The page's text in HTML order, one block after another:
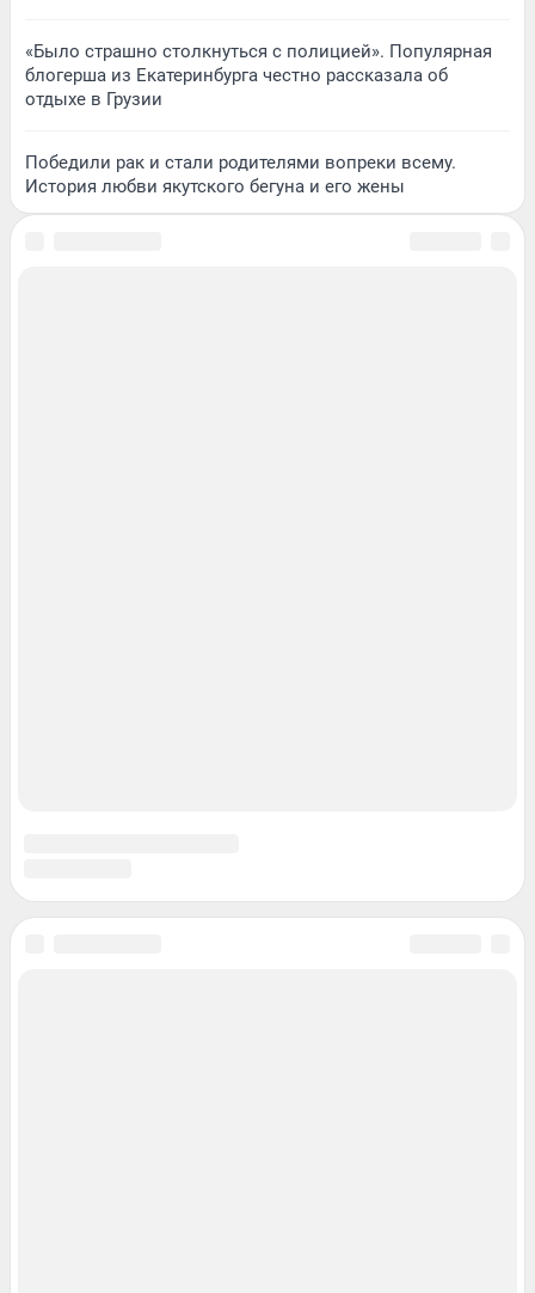
«Было страшно столкнуться с полицией». Популярная
блогерша из Екатеринбурга честно рассказала об
отдыхе в Грузии
Победили рак и стали родителями вопреки всему.
История любви якутского бегуна и его жены